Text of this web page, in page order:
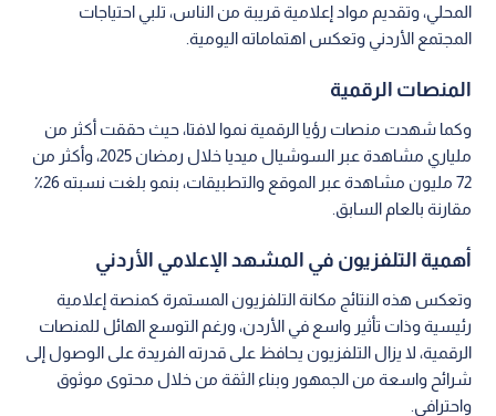
المحلي، وتقديم مواد إعلامية قريبة من الناس، تلبي احتياجات
المجتمع الأردني وتعكس اهتماماته اليومية.
المنصات الرقمية
وكما شهدت منصات رؤيا الرقمية نموا لافتا، حيث حققت أكثر من
ملياري مشاهدة عبر السوشيال ميديا خلال رمضان 2025، وأكثر من
72 مليون مشاهدة عبر الموقع والتطبيقات، بنمو بلغت نسبته 26٪
مقارنة بالعام السابق.
أهمية التلفزيون في المشهد الإعلامي الأردني
وتعكس هذه النتائج مكانة التلفزيون المستمرة كمنصة إعلامية
رئيسية وذات تأثير واسع في الأردن، ورغم التوسع الهائل للمنصات
الرقمية، لا يزال التلفزيون يحافظ على قدرته الفريدة على الوصول إلى
شرائح واسعة من الجمهور وبناء الثقة من خلال محتوى موثوق
واحترافي.